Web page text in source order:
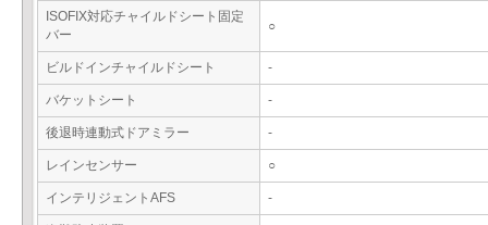
ISOFIX対応チャイルドシート固定
バー
○
ビルドインチャイルドシート -
バケットシート -
後退時連動式ドアミラー -
レインセンサー ○
インテリジェントAFS -